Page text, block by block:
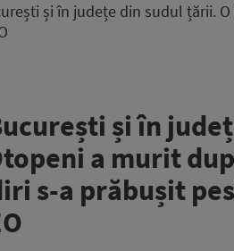
și în județe din sudul țării.
și în
a murit
s-a prăbușit